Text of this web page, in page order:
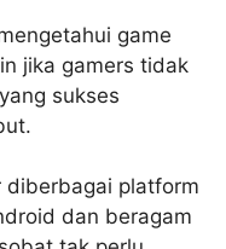
game
jika gamers tidak
sukses
diberbagai platform
dan beragam